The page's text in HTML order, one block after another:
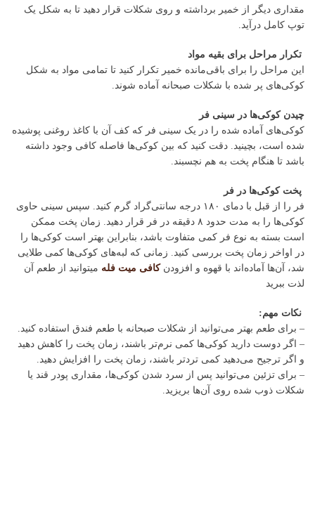
مقداری دیگر از خمیر برداشته و روی شکلات قرار دهید تا به شکل یک
توپ کامل درآید.
تکرار مراحل برای بقیه مواد
این مراحل را برای باقی‌مانده خمیر تکرار کنید تا تمامی مواد به شکل
کوکی‌های پر شده با شکلات صبحانه آماده شوند.
چیدن کوکی‌ها در سینی فر
کوکی‌های آماده شده را در یک سینی فر که کف آن با کاغذ روغنی پوشیده
شده است، بچینید. دقت کنید که بین کوکی‌ها فاصله کافی وجود داشته
باشد تا هنگام پخت به هم نچسبند.
پخت کوکی‌ها در فر
فر را از قبل با دمای ۱۸۰ درجه سانتی‌گراد گرم کنید. سپس سینی حاوی
کوکی‌ها را به مدت حدود ۸ دقیقه در فر قرار دهید. زمان پخت ممکن
است بسته به نوع فر کمی متفاوت باشد، بنابراین بهتر است کوکی‌ها را
در اواخر زمان پخت بررسی کنید. زمانی که لبه‌های کوکی‌ها کمی طلایی
شد، آن‌ها آماده‌اند با قهوه و افزودنکافی میت فله میتوانید از طعم آن
لذت ببرید
نکات مهم:
– برای طعم بهتر می‌توانید از شکلات صبحانه با طعم فندق استفاده کنید.
– اگر دوست دارید کوکی‌ها کمی نرم‌تر باشند، زمان پخت را کاهش دهید
و اگر ترجیح می‌دهید کمی تردتر باشند، زمان پخت را افزایش دهید.
– برای تزئین می‌توانید پس از سرد شدن کوکی‌ها، مقداری پودر قند یا
شکلات ذوب شده روی آن‌ها بریزید.